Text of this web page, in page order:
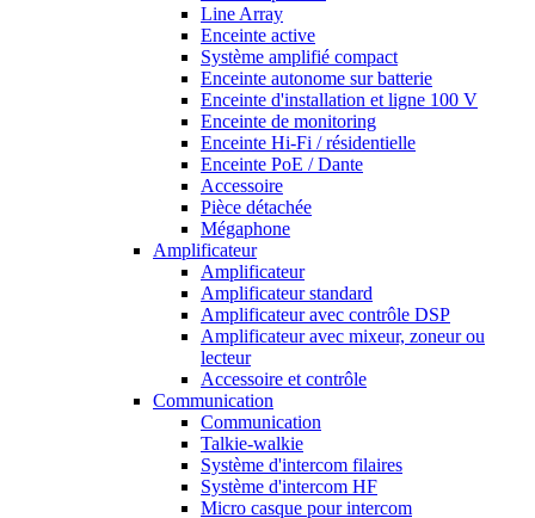
Line Array
Enceinte active
Système amplifié compact
Enceinte autonome sur batterie
Enceinte d'installation et ligne 100 V
Enceinte de monitoring
Enceinte Hi-Fi / résidentielle
Enceinte PoE / Dante
Accessoire
Pièce détachée
Mégaphone
Amplificateur
Amplificateur
Amplificateur standard
Amplificateur avec contrôle DSP
Amplificateur avec mixeur, zoneur ou
lecteur
Accessoire et contrôle
Communication
Communication
Talkie-walkie
Système d'intercom filaires
Système d'intercom HF
Micro casque pour intercom